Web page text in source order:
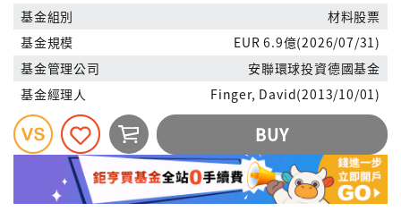
基金組別
材料股票
基金規模
EUR 6.9億(2026/07/31)
基金管理公司
安聯環球投資德國基金
基金經理人
Finger, David(2013/10/01)
BUY